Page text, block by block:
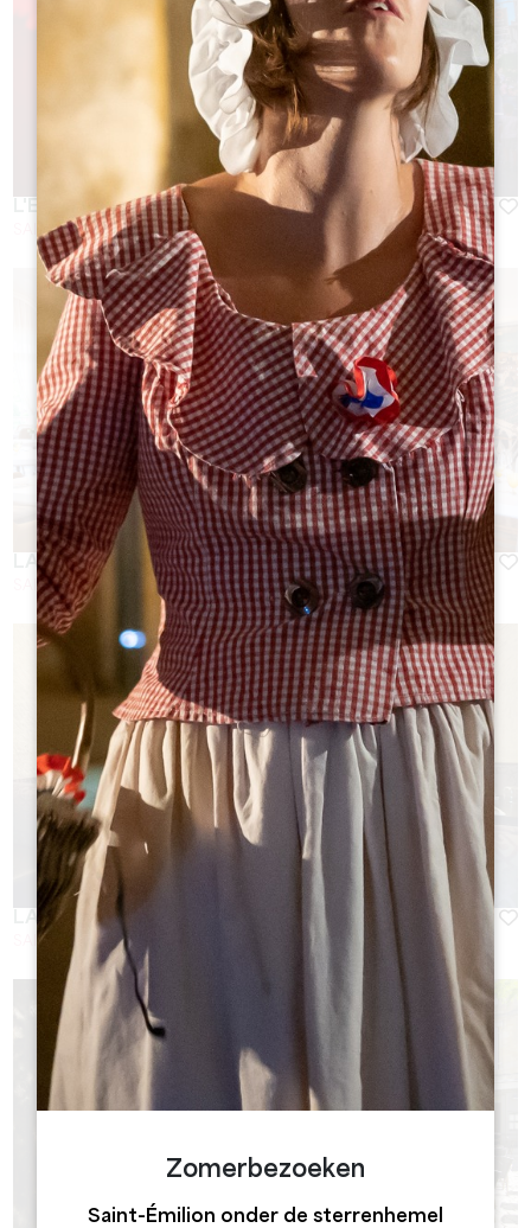
L'ENVERS DU DÉCOR
SAINT-EMILION
LA TABLE DE PAVIE **
SAINT-EMILION
LARD & BOUCHON
SAINT-EMILION
Zomerbezoeken
Saint-Émilion onder de sterrenhemel